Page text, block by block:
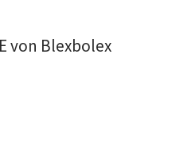
von Blexbolex